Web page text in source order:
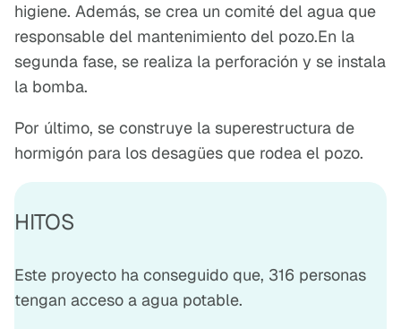
higiene. Además, se crea un comité del agua que
responsable del mantenimiento del pozo.En la
segunda fase, se realiza la perforación y se instala
la bomba.
Por último, se construye la superestructura de
hormigón para los desagües que rodea el pozo.
HITOS
Este proyecto ha conseguido que, 316 personas
tengan acceso a agua potable.